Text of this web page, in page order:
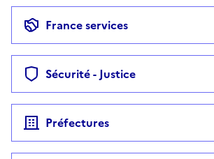
France services
Sécurité - Justice
Préfectures